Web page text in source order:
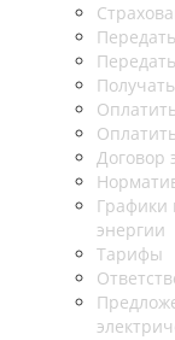
Договор
Графики
энергии
Тарифы